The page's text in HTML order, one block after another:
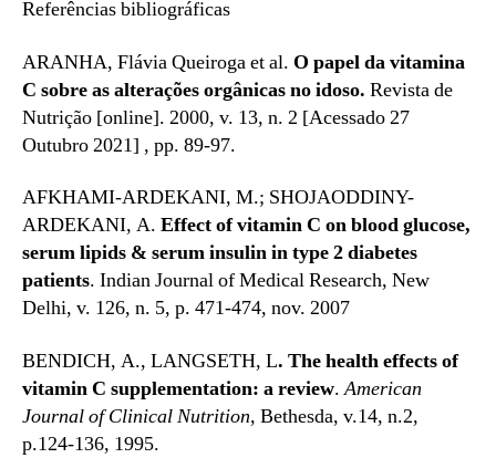
Referências bibliográficas
ARANHA, Flávia Queiroga et al. O papel da vitamina
C sobre as alterações orgânicas no idoso. Revista de
Nutrição [online]. 2000, v. 13, n. 2 [Acessado 27
Outubro 2021] , pp. 89-97.
AFKHAMI-ARDEKANI, M.; SHOJAODDINY-
ARDEKANI, A. Effect of vitamin C on blood glucose,
serum lipids & serum insulin in type 2 diabetes
patients. Indian Journal of Medical Research, New
Delhi, v. 126, n. 5, p. 471-474, nov. 2007
BENDICH, A., LANGSETH, L. The health effects of
vitamin C supplementation: a review.American
Journal of Clinical Nutrition, Bethesda, v.14, n.2,
p.124-136, 1995.